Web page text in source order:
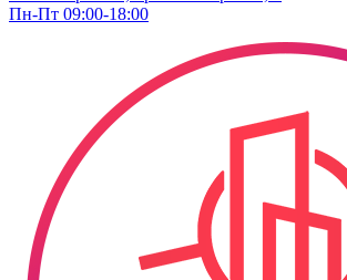
Пн-Пт 09:00-18:00